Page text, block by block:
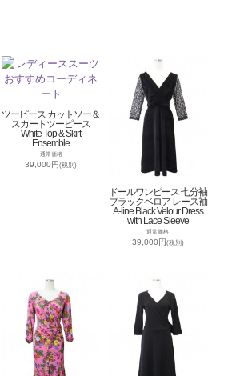
ツーピース カットソー＆
スカートツーピース
White Top & Skirt
Ensemble
通常価格
39,000円(税別)
ドールワンピース 七分袖
ブラックベロア レース袖
A-line Black Velour Dress
with Lace Sleeve
通常価格
39,000円(税別)